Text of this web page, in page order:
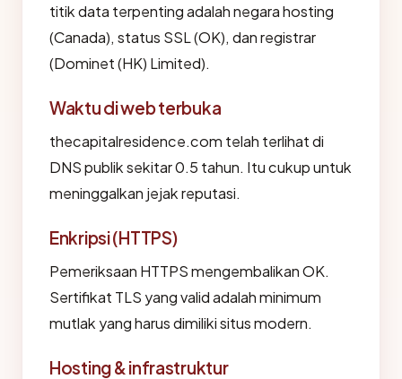
titik data terpenting adalah negara hosting
(Canada), status SSL (OK), dan registrar
(Dominet (HK) Limited).
Waktu di web terbuka
thecapitalresidence.com telah terlihat di
DNS publik sekitar 0.5 tahun. Itu cukup untuk
meninggalkan jejak reputasi.
Enkripsi (HTTPS)
Pemeriksaan HTTPS mengembalikan OK.
Sertifikat TLS yang valid adalah minimum
mutlak yang harus dimiliki situs modern.
Hosting & infrastruktur